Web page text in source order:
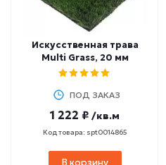
Искусственная трава
Multi Grass, 20 мм
ПОД ЗАКАЗ
1 222 ₽ /кв.м
Код товара: spt0014865
В корзину